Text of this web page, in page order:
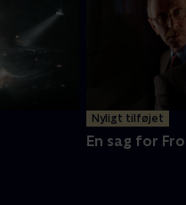
Nyligt tilføjet
En sag for